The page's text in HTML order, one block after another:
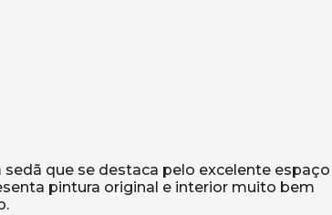
sedã que se destaca pelo excelente espaço
pintura original e interior muito bem